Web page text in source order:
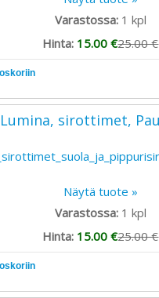
Varastossa: 1 kpl
Hinta: 15.00 €25.00 €
sirottimet,
Näytä tuote »
Varastossa: 1 kpl
Hinta: 15.00 €25.00 €